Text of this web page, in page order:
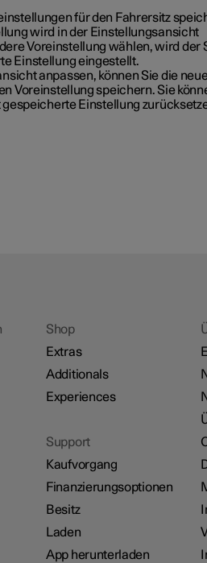
für den Fahrersitz
wird in der Einstellungsansicht
Voreinstellung wählen, wird der
Einstellung eingestellt.
anpassen, können Sie die
Voreinstellung speichern. Sie
Einstellung
Shop
Extras
Additionals
Experiences
Support
Kaufvorgang
Finanzierungsoptionen
Besitz
Laden
App herunterladen